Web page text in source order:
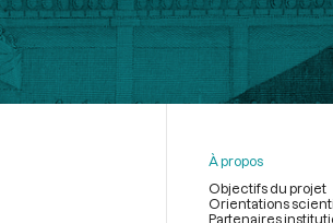
À propos
Objectifs du projet
Orientations
Partenaires